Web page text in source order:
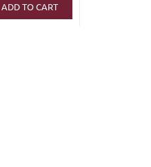
ADD TO CART